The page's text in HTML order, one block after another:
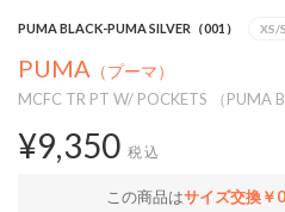
PUMA BLACK-PUMA SILVER（001） XS/
PUMA （プーマ）
MCFC TR PT W/ POCKETS （PUMA
¥9,350 税込
この商品はサイズ交換￥